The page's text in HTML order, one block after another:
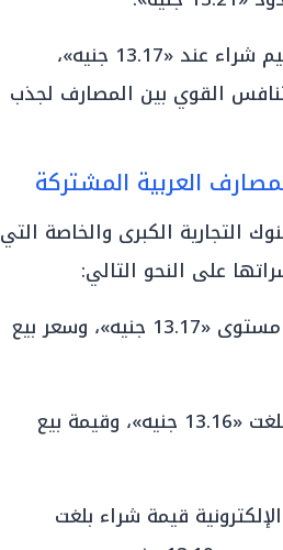
وتحركت الأسعار في «بنك نكست (NXT)» لتسجل قيم شراء عند «13.17 جنيه»،
جنيه»، مما يبرز التنافس القوي بين المصارف لجذب
العربية المشتركة
التجارية الكبرى والخاصة التي
على النحو التالي:
سجل سعر شراء عند مستوى «13.17 جنيه»، وسعر بيع
حقق قيمة شراء بلغت «13.16 جنيه»، وقيمة بيع
قيمة شراء بلغت